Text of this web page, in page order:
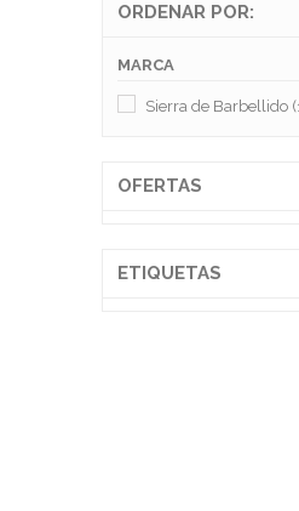
ORDENAR POR:
MARCA
Sierra de Barbellido
OFERTAS
ETIQUETAS